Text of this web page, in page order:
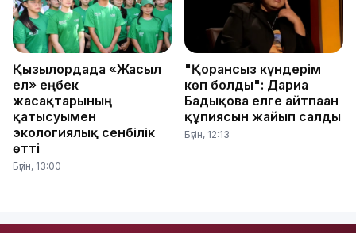
Қызылордада «Жасыл
ел» еңбек
жасақтарының
қатысуымен
экологиялық сенбілік
өтті
Бүгін, 13:00
"Қорғансыз күндерім
көп болды": Дариға
Бадықова елге айтпаған
құпиясын жайып салды
Бүгін, 12:13